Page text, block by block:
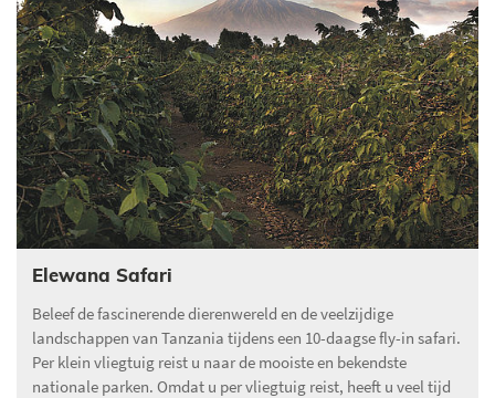
Elewana Safari
Beleef de fascinerende dierenwereld en de veelzijdige
landschappen van Tanzania tijdens een 10-daagse fly-in safari.
Per klein vliegtuig reist u naar de mooiste en bekendste
nationale parken. Omdat u per vliegtuig reist, heeft u veel tijd